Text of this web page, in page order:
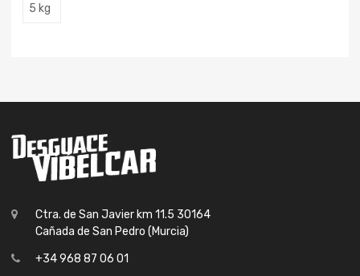
5 kg
Ctra. de San Javier km 11.5 30164
Cañada de San Pedro (Murcia)
+34 968 87 06 01